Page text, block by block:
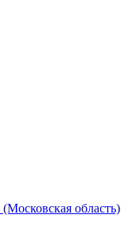
область)